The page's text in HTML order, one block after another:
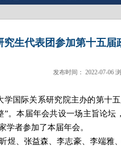
究生代表团参加第十五
发布时间： 2022-07-06
学国际关系研究院主办的第十五
”。本届年会共设一场主旨论坛
学者参加了本届年会。
煜 张益森 、李志豪 李端雅